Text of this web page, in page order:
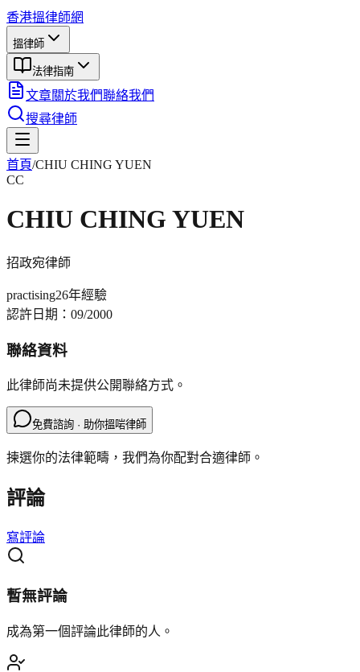
香港搵律師網
搵律師
法律指南
文章關於我們聯絡我們
搜尋律師
首頁/CHIU CHING YUEN
CC
CHIU CHING YUEN
招政宛律師
practising26年經驗
認許日期： 09/2000
聯絡資料
此律師尚未提供公開聯絡方式。
免費諮詢 · 助你搵啱律師
揀選你的法律範疇，我們為你配對合適律師。
評論
寫評論
暫無評論
成為第一個評論此律師的人。